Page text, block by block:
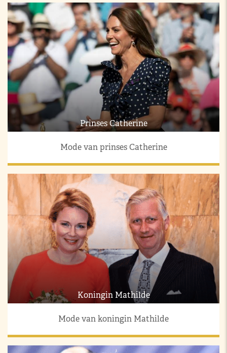
Prinses Catherine
Mode van prinses Catherine
Koningin Mathilde
Mode van koningin Mathilde